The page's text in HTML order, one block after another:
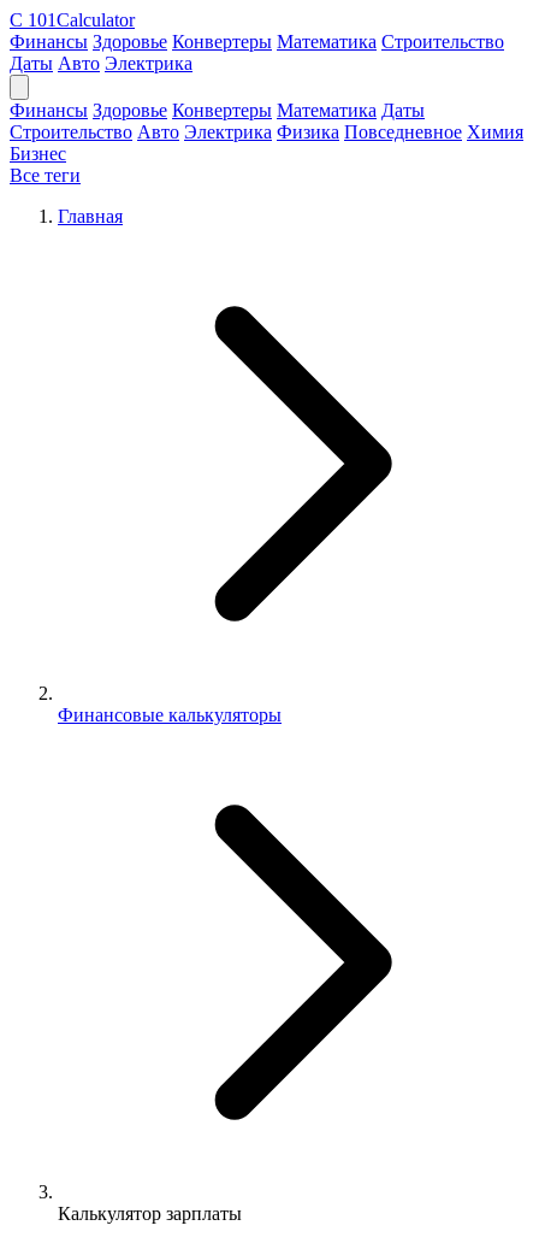
C 101Calculator
Финансы Здоровье Конвертеры Математика Строительство
Даты Авто Электрика
Финансы Здоровье Конвертеры Математика Даты
Строительство Авто Электрика Физика Повседневное Химия
Бизнес
Все теги
Главная
Финансовые калькуляторы
Калькулятор зарплаты